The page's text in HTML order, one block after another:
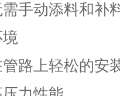
手动添料和补
路上轻松的安